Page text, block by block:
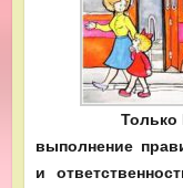
Только Ваша
выполнение
и